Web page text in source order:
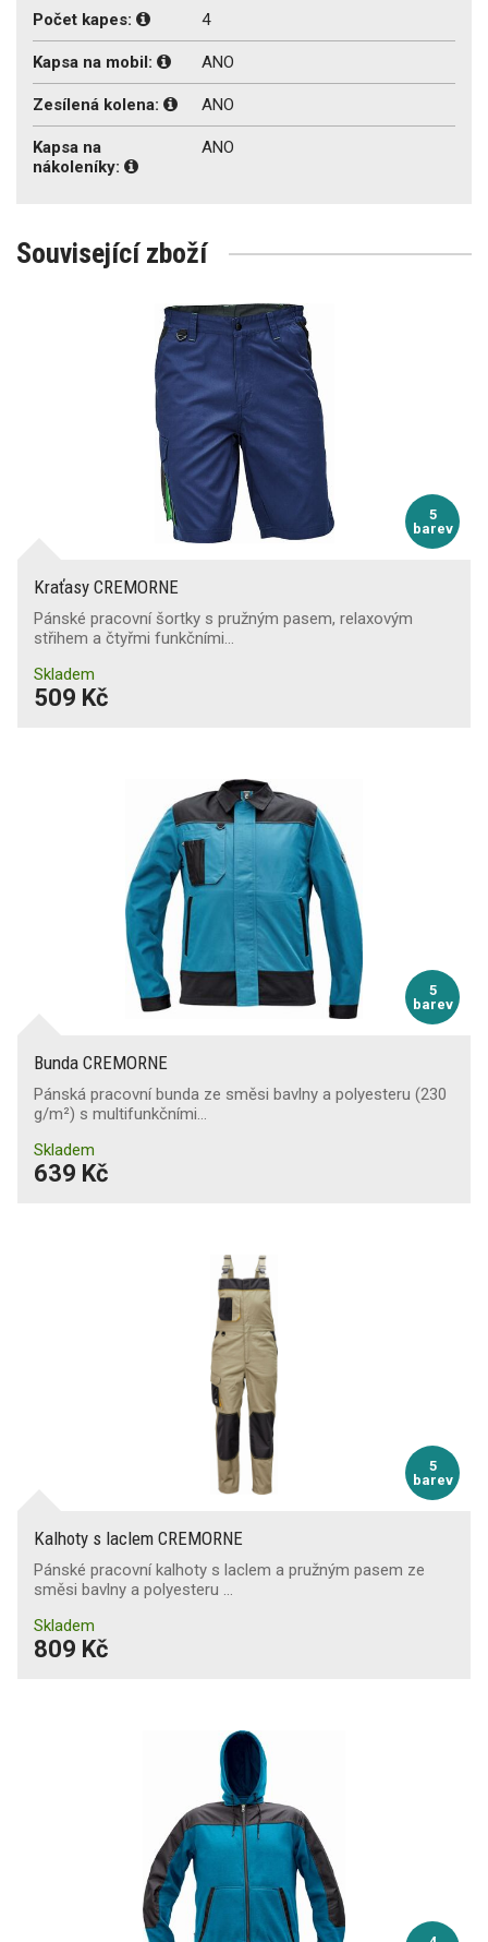
Počet kapes: 4
Kapsa na mobil: ANO
Zesílená kolena: ANO
Kapsa na
nákoleníky:
ANO
Související zboží
5
barev
Kraťasy CREMORNE
Pánské pracovní šortky s pružným pasem, relaxovým
střihem a čtyřmi funkčními…
Skladem
509 Kč
5
barev
Bunda CREMORNE
Pánská pracovní bunda ze směsi bavlny a polyesteru (230
g/m²) s multifunkčními…
Skladem
639 Kč
5
barev
Kalhoty s laclem CREMORNE
Pánské pracovní kalhoty s laclem a pružným pasem ze
směsi bavlny a polyesteru …
Skladem
809 Kč